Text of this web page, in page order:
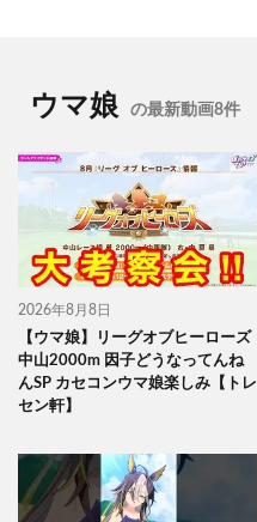
ウマ娘 の最新動画8件
2026年8月8日
【ウマ娘】リーグオブヒーローズ
中山2000m 因子どうなってんね
んSP カセコンウマ娘楽しみ【トレ
セン軒】